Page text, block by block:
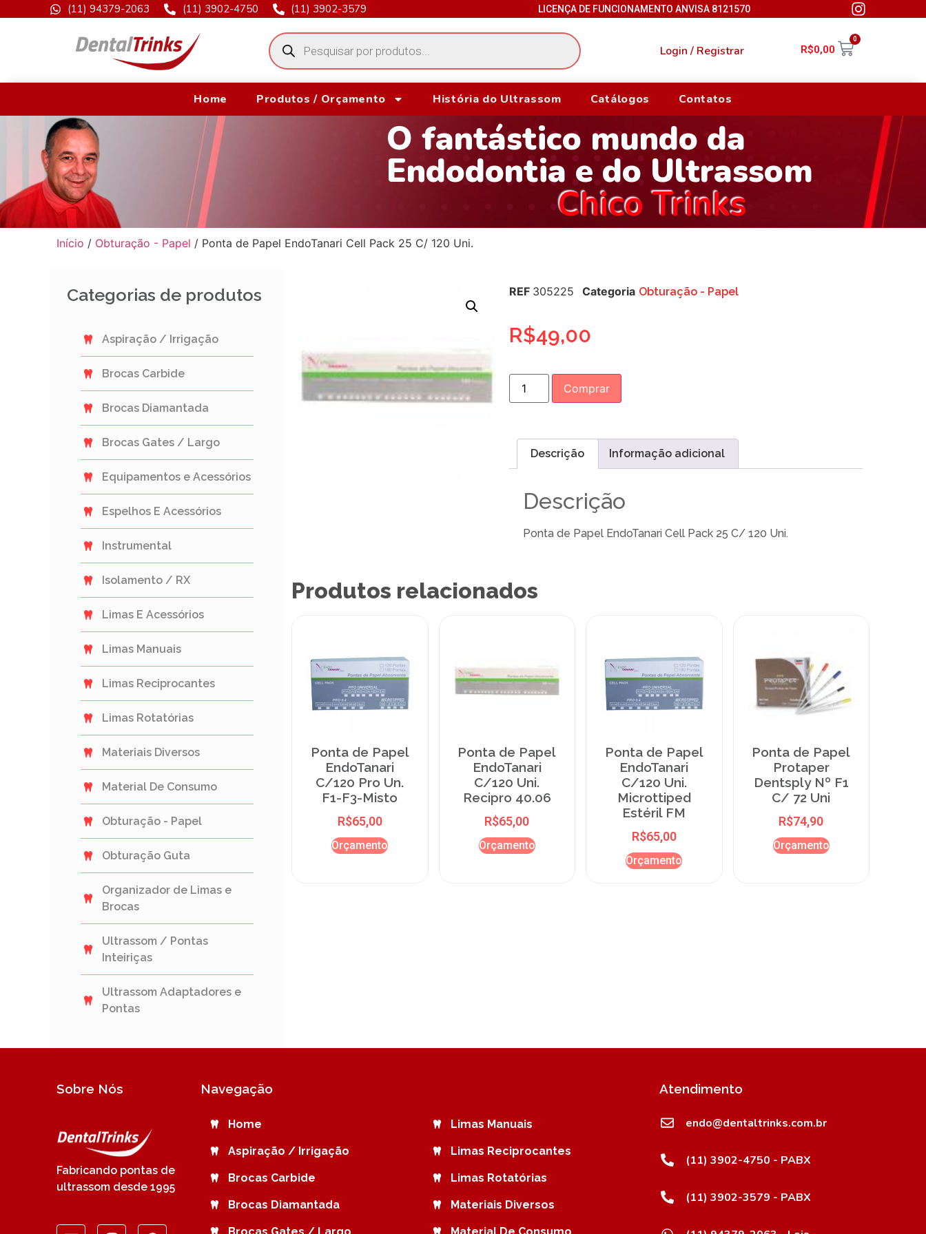
(11) 94379-2063 (11) 3902-4750 (11) 3902-3579 LICENÇA DE FUNCIONAMENTO ANVISA 8121570
Login / Registrar R$0,00
0
Home Produtos / Orçamento História do Ultrassom Catálogos Contatos
O fantástico mundo da
Endodontia e do Ultrassom
Chico Trinks
Início / Obturação - Papel / Ponta de Papel EndoTanari Cell Pack 25 C/ 120 Uni.
Categorias de produtos
Aspiração / Irrigação
Brocas Carbide
Brocas Diamantada
Brocas Gates / Largo
Equipamentos e Acessórios
Espelhos E Acessórios
Instrumental
Isolamento / RX
Limas E Acessórios
Limas Manuais
Limas Reciprocantes
Limas Rotatórias
Materiais Diversos
Material De Consumo
Obturação - Papel
Obturação Guta
Organizador de Limas e
Brocas
Ultrassom / Pontas
Inteiriças
Ultrassom Adaptadores e
Pontas
REF 305225 Categoria Obturação - Papel
R$49,00
Comprar
Descrição Informação adicional
Descrição
Ponta de Papel EndoTanari Cell Pack 25 C/ 120 Uni.
Produtos relacionados
Ponta de Papel
EndoTanari
C/120 Pro Un.
F1-F3-Misto
R$65,00
Orçamento
Ponta de Papel
EndoTanari
C/120 Uni.
Recipro 40.06
R$65,00
Orçamento
Ponta de Papel
EndoTanari
C/120 Uni.
Microttiped
Estéril FM
R$65,00
Orçamento
Ponta de Papel
Protaper
Dentsply Nº F1
C/ 72 Uni
R$74,90
Orçamento
Sobre Nós
Fabricando pontas de
ultrassom desde 1995
Navegação
Home
Aspiração / Irrigação
Brocas Carbide
Brocas Diamantada
Limas Manuais
Limas Reciprocantes
Limas Rotatórias
Materiais Diversos
Atendimento
endo@dentaltrinks.com.br
(11) 3902-4750 - PABX
(11) 3902-3579 - PABX